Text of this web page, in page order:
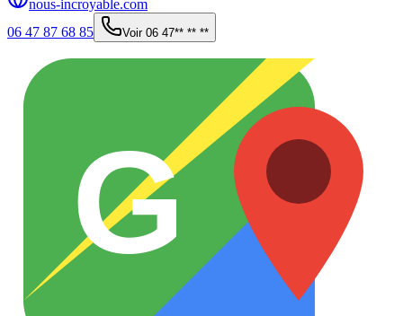
nous-incroyable.com
06 47 87 68 85
Voir 06 47** ** **
G